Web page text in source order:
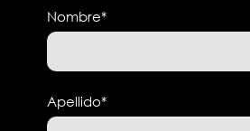
Nombre*
Apellido*